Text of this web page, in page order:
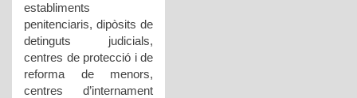
establiments
penitenciaris, dipòsits de
detinguts judicials,
centres de protecció i de
reforma de menors,
centres d’internament